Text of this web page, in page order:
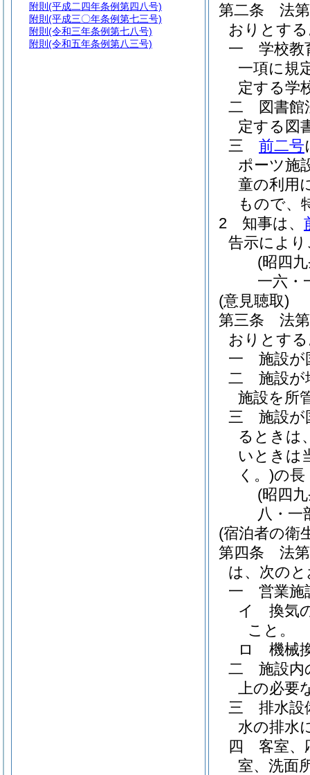
第二条
法
おりとす
一
学校教
一項に規
定する学
二
図書館
定する図
三
前二号
ポーツ施
童の利用
もので、
2
知事は、
告示によ
(昭四
一六・
(意見聴取)
第三条
法
おりとす
一
施設が
二
施設が
施設を所
三
施設が
るときは
いときは
く。)の長
(昭四
八・一
(宿泊者の衛
第四条
法
は、次の
一
営業施
イ
換気
こと。
ロ
機械
二
施設内
上の必要
三
排水設
水の排水
四
客室、
室、洗面
附則 (平成二四年条例第四八号)
附則 (平成三〇年条例第七三号)
附則 (令和三年条例第七八号)
附則 (令和五年条例第八三号)